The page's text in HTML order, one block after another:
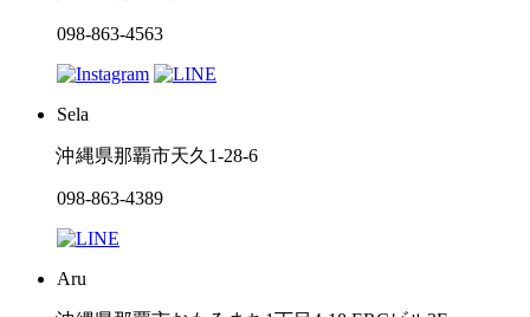
098-863-4563
Sela
沖縄県那覇市天久1-28-6
098-863-4389
Aru